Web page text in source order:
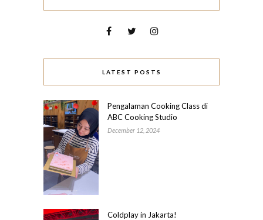
LATEST POSTS
Pengalaman Cooking Class di
ABC Cooking Studio
December 12, 2024
Coldplay in Jakarta!